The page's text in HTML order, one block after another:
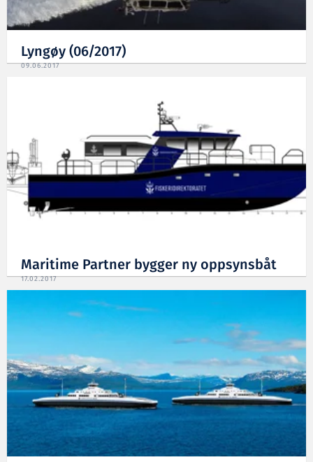
Lyngøy (06/2017)
09.06.2017
Maritime Partner bygger ny oppsynsbåt
17.02.2017